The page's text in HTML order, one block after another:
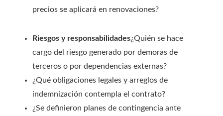
precios se aplicará en renovaciones?
Riesgos y responsabilidades¿Quién se hace
cargo del riesgo generado por demoras de
terceros o por dependencias externas?
¿Qué obligaciones legales y arreglos de
indemnización contempla el contrato?
¿Se definieron planes de contingencia ante